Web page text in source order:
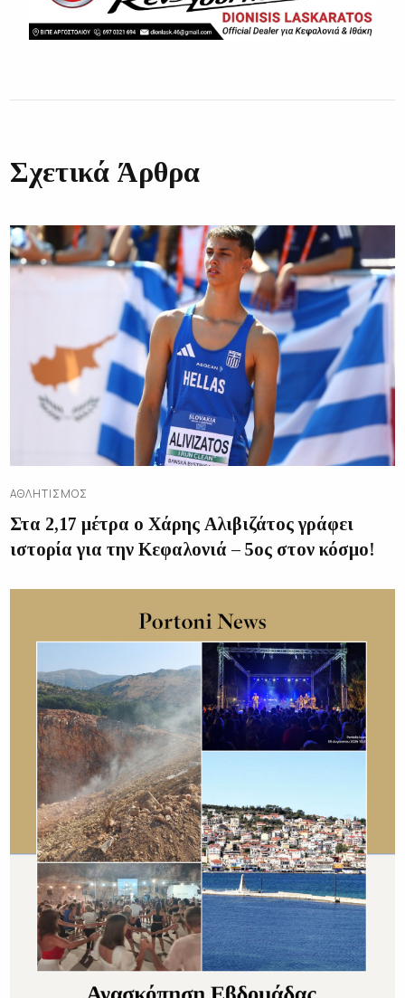
Σχετικά Άρθρα
ΑΘΛΗΤΙΣΜΌΣ
Στα 2,17 μέτρα ο Χάρης Αλιβιζάτος γράφει
ιστορία για την Κεφαλονιά – 5ος στον κόσμο!